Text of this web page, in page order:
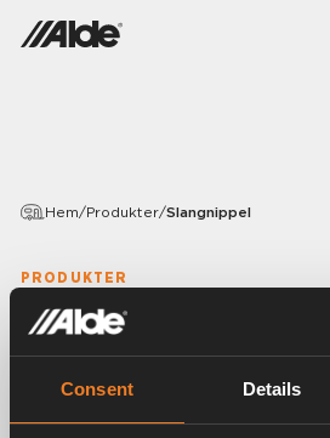
Consent Details
Hem/Produkter/Slangnippel
PRODUKTER
Slangnippel